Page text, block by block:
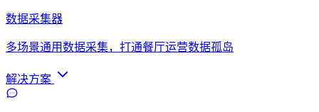
数据采集器
多场景通用数据采集，打通餐厅运营数据孤岛
解决方案